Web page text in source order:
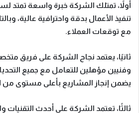
أولاً، تمتلك الشركة خبرة واسعة تمتد
تنفيذ الأعمال بدقة واحترافية عالية،
مع توقعات العملاء.
ثانيًا، يعتمد نجاح الشركة على فريق
وفنيين مؤهلين للتعامل مع جميع
يضمن إنجاز المشاريع بأعلى مستوى من
ثالثًا، تعتمد الشركة على أحدث التقنيات